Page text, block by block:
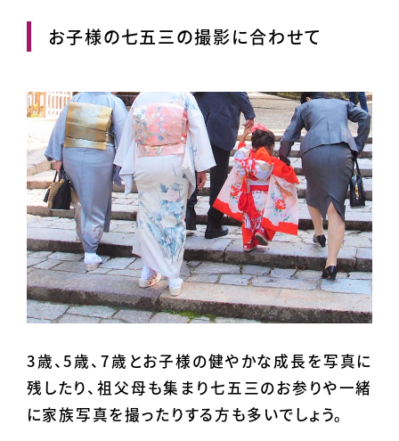
お子様の七五三の撮影に合わせて
3歳、5歳、7歳とお子様の健やかな成長を写真に
残したり、祖父母も集まり七五三のお参りや一緒
に家族写真を撮ったりする方も多いでしょう。